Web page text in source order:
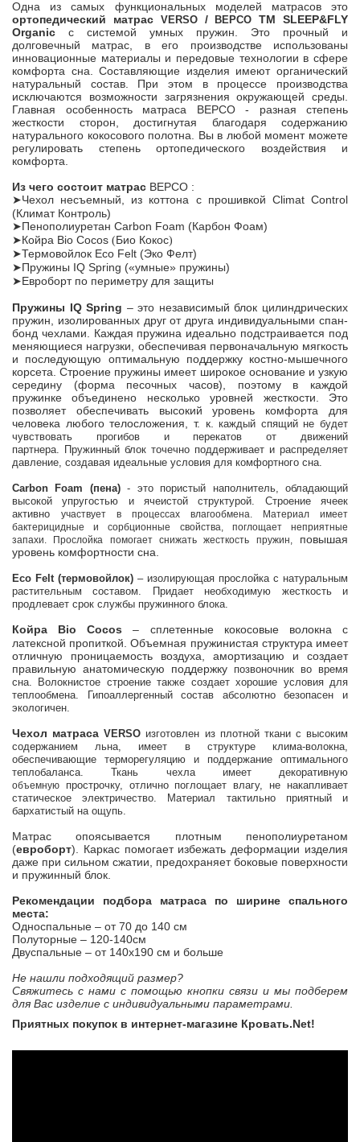
Одна из самых функциональных моделей матрасов это
ортопедический матрас VERSO /ВЕРСОТМ SLEEP&FLY
Organic с системой умных пружин. Это прочный и
долговечный матрас, в его производстве использованы
инновационные материалы и передовые технологии в сфере
комфорта сна. Составляющие изделия имеют органический
натуральный состав. При этом в процессе производства
исключаются возможности загрязнения окружающей среды.
Главная особенность матраса ВЕРСО - разная степень
жесткости сторон, достигнутая благодаря содержанию
натурального кокосового полотна. Вы в любой момент можете
регулировать степень ортопедического воздействия и
комфорта.
Из чего состоит матрас ВЕРСО :
➤Чехол несъемный, из коттона с прошивкой Climat Control
(Климат Контроль)
➤Пенополиуретан Carbon Foam (Карбон Фоам)
➤Койра Bio Сocos (Био Кокос)
➤Термовойлок Eco Felt (Эко Фелт)
➤Пружины IQ Spring («умные» пружины)
➤Евроборт по периметру для защиты
Пружины IQ Spring – это независимый блок цилиндрических
пружин, изолированных друг от друга индивидуальными спан-
бонд чехлами. Каждая пружина идеально подстраивается под
меняющиеся нагрузки, обеспечивая первоначальную мягкость
и последующую оптимальную поддержку костно-мышечного
корсета. Строение пружины имеет широкое основание и узкую
середину (форма песочных часов),
поэтому в каждой
пружинке объединено несколько уровней жесткости. Это
позволяет обеспечивать высокий уровень комфорта для
человека любого телосложения, т. к.каждый спящий не будет
чувствовать прогибов и перекатов от движений
партнера. Пружинный блок точечно поддерживает и распределяет
давление, создавая идеальные условия для комфортного сна.
Carbon Foam (пена)- это пористый наполнитель, обладающий
высокой упругостью и ячеистой структурой. Строение ячеек
активно участвует в процессах влагообмена. Материал имеет
бактерицидные и сорбционные свойства, поглощает неприятные
запахи. Прослойка помогает снижать жесткость пружин, повышая
уровень комфортности сна.
Eco Felt(термовойлок) – изолирующая прослойка с натуральным
растительным составом. Придает необходимую жесткость и
продлевает срок службы пружинного блока.
Койра Bio Сocos
– сплетенные кокосовые волокна с
латексной пропиткой. Объемная пружинистая структура имеет
отличную проницаемость воздуха, амортизацию и создает
правильную анатомическую поддержку позвоночник во время
сна. Волокнистое строение также создает хорошие условия для
теплообмена. Гипоаллергенный состав абсолютно безопасен и
экологичен.
Чехол матрасаVERSO изготовлен из плотной ткани с высоким
содержанием льна, имеет в структуре клима-волокна,
обеспечивающие терморегуляцию и поддержание оптимального
теплобаланса. Ткань чехла имеет декоративную
объемную прострочку, отлично поглощает влагу, не накапливает
статическое электричество. Материал тактильно приятный и
бархатистый на ощупь.
Матрас опоясывается плотным пенополиуретаном
(евроборт). Каркас помогает избежать деформации изделия
даже при сильном сжатии, предохраняет боковые поверхности
и пружинный блок.
Рекомендации подбора матраса по ширине спального
места:
Односпальные – от 70 до 140 см
Полуторные – 120-140см
Двуспальные – от 140х190 см и больше
Не нашли подходящий размер?
Свяжитесь с нами с помощью кнопки связи и мы подберем
для Вас изделие с индивидуальными параметрами.
Приятных покупок в интернет-магазине Кровать.Net!